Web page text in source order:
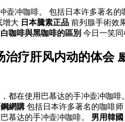
壶冲咖啡。 包括日本许多著名
增大 日本騰素正品 前列腺手術效
白咖啡與黑咖啡的區別 今日一笑
疗肝风内动的体会
都在使用巴慕达的手冲壶冲咖
網購 包括日本许多著名的咖啡
慕达的手冲壶冲咖啡。 男用韓國